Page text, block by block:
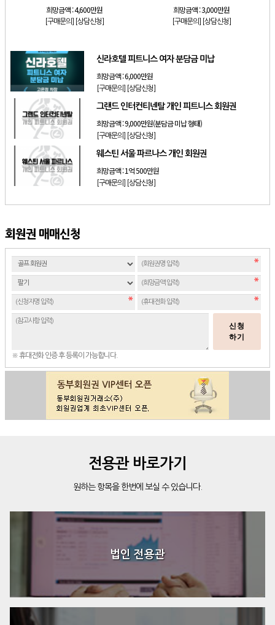
희망금액 :4,600만원
[구매문의] [상담신청]
희망금액 :3,000만원
[구매문의] [상담신청]
신라호텔 피트니스 여자 분담금 미납
희망금액 :6,000만원
[구매문의] [상담신청]
그랜드 인터컨티넨탈 개인 피트니스 회원권
희망금액 :9,000만원(분담금 미납 형태)
[구매문의] [상담신청]
웨스틴 서울 파르나스 개인 회원권
희망금액 :1억 500만원
[구매문의] [상담신청]
회원권 매매신청
신청
하기
※ 휴대전화 인증 후 등록이 가능합니다.
전용관 바로가기
원하는 항목을 한번에 보실 수 있습니다.
법인 전용관